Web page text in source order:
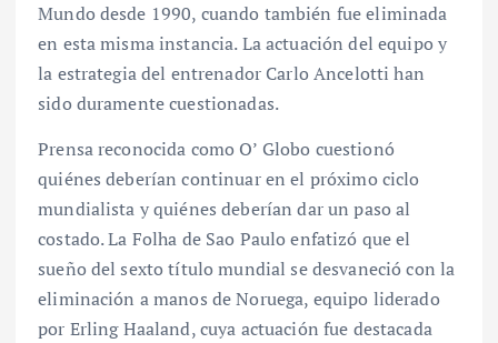
Mundo desde 1990, cuando también fue eliminada
en esta misma instancia. La actuación del equipo y
la estrategia del entrenador Carlo Ancelotti han
sido duramente cuestionadas.
Prensa reconocida como O’ Globo cuestionó
quiénes deberían continuar en el próximo ciclo
mundialista y quiénes deberían dar un paso al
costado. La Folha de Sao Paulo enfatizó que el
sueño del sexto título mundial se desvaneció con la
eliminación a manos de Noruega, equipo liderado
por Erling Haaland, cuya actuación fue destacada